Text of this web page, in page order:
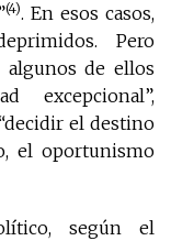
(4). En esos casos,
Pero
algunos de ellos
excepcional”,
el destino
el oportunismo
según el